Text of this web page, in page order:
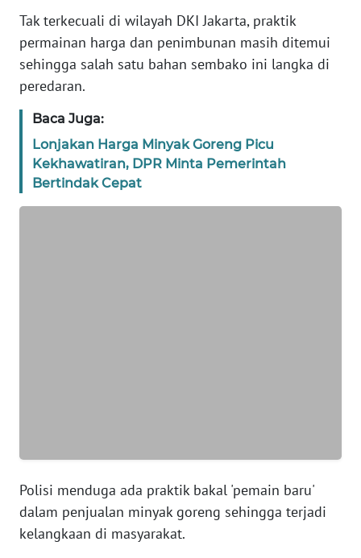
Tak terkecuali di wilayah DKI Jakarta, praktik
permainan harga dan penimbunan masih ditemui
sehingga salah satu bahan sembako ini langka di
peredaran.
Baca Juga:
Lonjakan Harga Minyak Goreng Picu
Kekhawatiran, DPR Minta Pemerintah
Bertindak Cepat
Polisi menduga ada praktik bakal 'pemain baru'
dalam penjualan minyak goreng sehingga terjadi
kelangkaan di masyarakat.
DISCLAIMER
News
Regional
WN
SUMUT
WN
KEPRI
WN
PAPUA